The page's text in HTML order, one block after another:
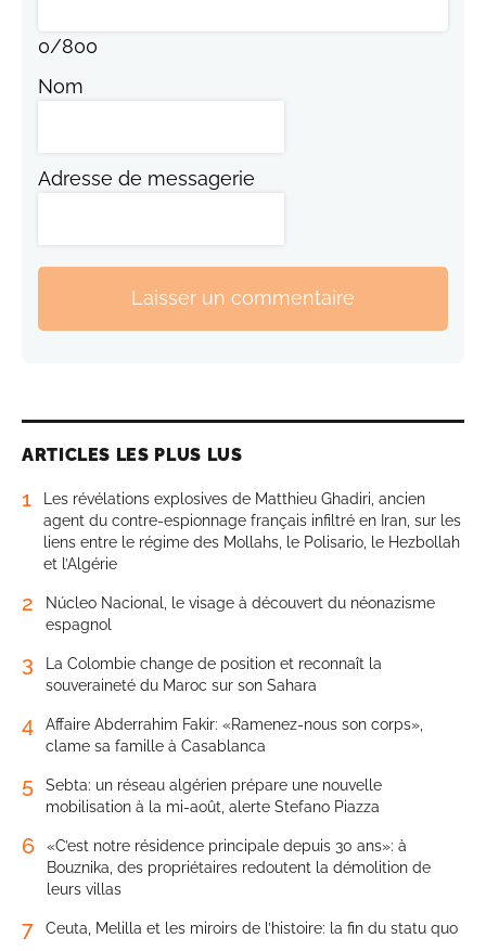
0/800
Nom
Adresse de messagerie
Laisser un commentaire
ARTICLES LES PLUS LUS
1
Les révélations explosives de Matthieu Ghadiri, ancien
agent du contre-espionnage français infiltré en Iran, sur les
liens entre le régime des Mollahs, le Polisario, le Hezbollah
et l’Algérie
2
Núcleo Nacional, le visage à découvert du néonazisme
espagnol
3
La Colombie change de position et reconnaît la
souveraineté du Maroc sur son Sahara
4
Affaire Abderrahim Fakir: «Ramenez-nous son corps»,
clame sa famille à Casablanca
5
Sebta: un réseau algérien prépare une nouvelle
mobilisation à la mi-août, alerte Stefano Piazza
6
«C’est notre résidence principale depuis 30 ans»: à
Bouznika, des propriétaires redoutent la démolition de
leurs villas
7 Ceuta, Melilla et les miroirs de l’histoire: la fin du statu quo